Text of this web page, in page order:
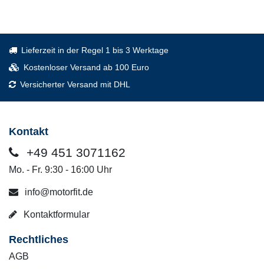
Lieferzeit in der Regel 1 bis 3 Werktage
Kostenloser Versand ab 100 Euro
Versicherter Versand mit DHL
Kontakt
+49 451 3071162
Mo. - Fr. 9:30 - 16:00 Uhr
info@motorfit.de
Kontaktformular
Rechtliches
AGB